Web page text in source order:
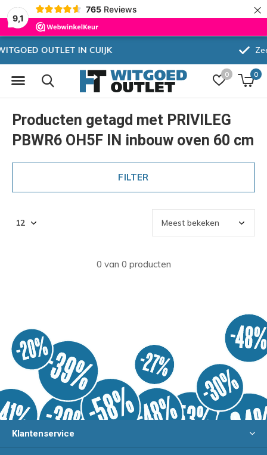
9,1
765 Reviews ×
0 0
Producten getagd met PRIVILEG
PBWR6 OH5F IN inbouw oven 60 cm
FILTER
0 van 0 producten
Klantenservice